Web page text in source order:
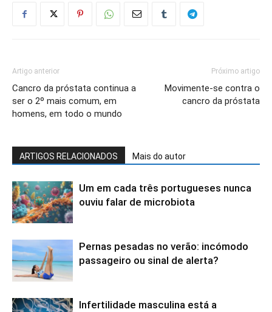
Artigo anterior
Cancro da próstata continua a
ser o 2º mais comum, em
homens, em todo o mundo
Próximo artigo
Movimente-se contra o
cancro da próstata
ARTIGOS RELACIONADOS Mais do autor
Um em cada três portugueses nunca
ouviu falar de microbiota
Pernas pesadas no verão: incómodo
passageiro ou sinal de alerta?
Infertilidade masculina está a